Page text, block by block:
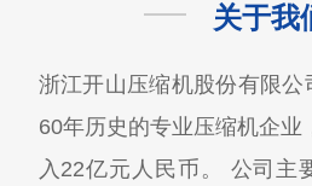
关于我
浙江开山压缩机股份有限
60年历史的专业压缩机企业
入22亿元人民币。 公司主